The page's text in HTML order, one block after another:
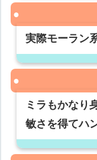
実際モーラン
ミラもかなり
敏さを得てハ